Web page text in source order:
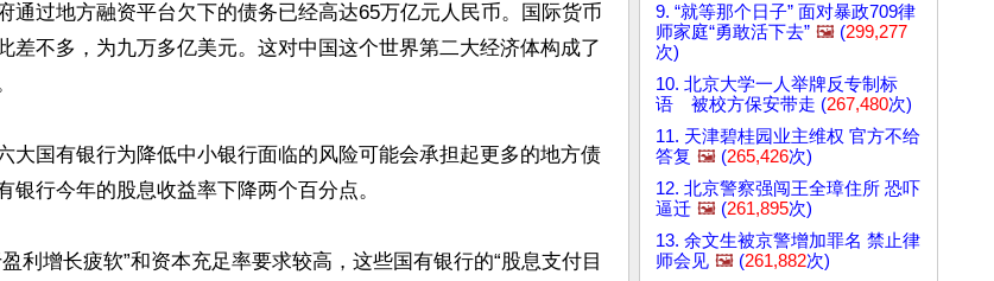
通过地方融资平台欠下的债务已经高达65万亿元人民币。国际货币
差不多，为九万多亿美元。这对中国这个世界第二大经济体构成了
大国有银行为降低中小银行面临的风险可能会承担起更多的地方债
银行今年的股息收益率下降两个百分点。
利增长疲软”和资本充足率要求较高，这些国有银行的“股息支付目
9. “就等那个日子” 面对暴政709律
师家庭“勇敢活下去” 🖼️ (299,277
次)
10. 北京大学一人举牌反专制标
语 被校方保安带走 (267,480次)
11. 天津碧桂园业主维权 官方不给
答复 🖼️ (265,426次)
12. 北京警察强闯王全璋住所 恐吓
逼迁 🖼️ (261,895次)
13. 余文生被京警增加罪名 禁止律
师会见 🖼️ (261,882次)